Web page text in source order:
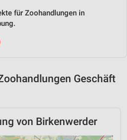
für Zoohandlungen in
Geschäft
von Birkenwerder